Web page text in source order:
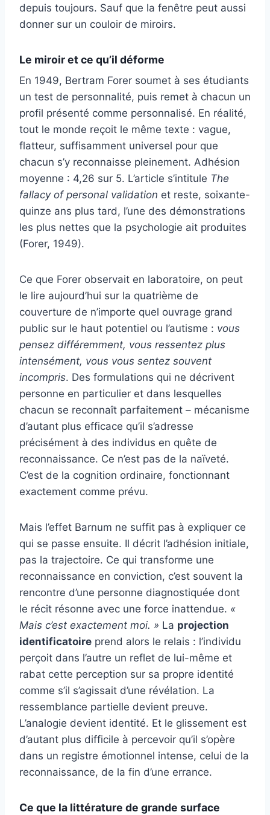
depuis toujours. Sauf que la fenêtre peut aussi
donner sur un couloir de miroirs.
Le miroir et ce qu’il déforme
En 1949, Bertram Forer soumet à ses étudiants
un test de personnalité, puis remet à chacun un
profil présenté comme personnalisé. En réalité,
tout le monde reçoit le même texte : vague,
flatteur, suffisamment universel pour que
chacun s’y reconnaisse pleinement. Adhésion
moyenne : 4,26 sur 5. L’article s’intitule The
fallacy of personal validation et reste, soixante-
quinze ans plus tard, l’une des démonstrations
les plus nettes que la psychologie ait produites
(Forer, 1949).
Ce que Forer observait en laboratoire, on peut
le lire aujourd’hui sur la quatrième de
couverture de n’importe quel ouvrage grand
public sur le haut potentiel ou l’autisme : vous
pensez différemment, vous ressentez plus
intensément, vous vous sentez souvent
incompris. Des formulations qui ne décrivent
personne en particulier et dans lesquelles
chacun se reconnaît parfaitement – mécanisme
d’autant plus efficace qu’il s’adresse
précisément à des individus en quête de
reconnaissance. Ce n’est pas de la naïveté.
C’est de la cognition ordinaire, fonctionnant
exactement comme prévu.
Mais l’effet Barnum ne suffit pas à expliquer ce
qui se passe ensuite. Il décrit l’adhésion initiale,
pas la trajectoire. Ce qui transforme une
reconnaissance en conviction, c’est souvent la
rencontre d’une personne diagnostiquée dont
le récit résonne avec une force inattendue. «
Mais c’est exactement moi. » La projection
identificatoire prend alors le relais : l’individu
perçoit dans l’autre un reflet de lui-même et
rabat cette perception sur sa propre identité
comme s’il s’agissait d’une révélation. La
ressemblance partielle devient preuve.
L’analogie devient identité. Et le glissement est
d’autant plus difficile à percevoir qu’il s’opère
dans un registre émotionnel intense, celui de la
reconnaissance, de la fin d’une errance.
Ce que la littérature de grande surface